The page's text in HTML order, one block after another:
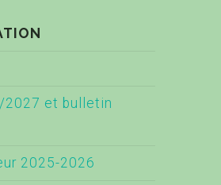
et bulletin
2025-2026